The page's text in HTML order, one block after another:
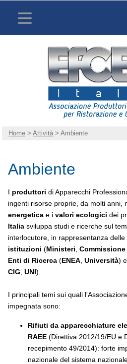
Home >Attività > Ambiente
Ambiente
I produttori di Apparecchi
ingenti risorse proprie, da molti anni,
energetica e i valori ecologici dei
Italia sviluppa studi e ricerche sul
interlocutore, in rappresentanza
istituzioni (Ministeri
Enti di Ricerca (ENEA Università)
CIG UNI).
I principali temi sui quali
impegnata sono:
Rifiuti da apparecchiature
RAEE (Direttiva 2012/19/EU e
recepimento 49/2014): forte
nazionale del sistema